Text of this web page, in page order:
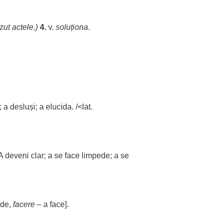
actele.) 4. v. soluționa.
; a desluși; a elucida. /<lat.
deveni clar; a se face limpede; a se
, facere – a face].